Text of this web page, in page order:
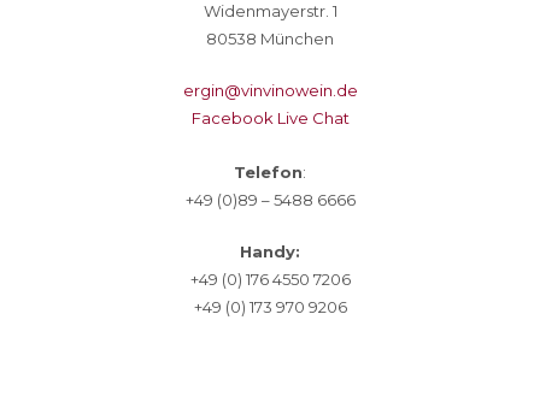
Widenmayerstr. 1
80538 München
ergin@vinvinowein.de
Facebook Live Chat
Telefon:
+49 (0)89 – 5488 6666
Handy:
+49 (0) 176 4550 7206
+49 (0) 173 970 9206